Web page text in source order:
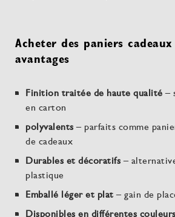
Acheter des paniers
avantages
Finition traitée de haute qualité –
en carton
polyvalents – parfaits comme
de cadeaux
Durables et décoratifs –
plastique
Emballé léger et plat – gain de
Disponibles en différentes